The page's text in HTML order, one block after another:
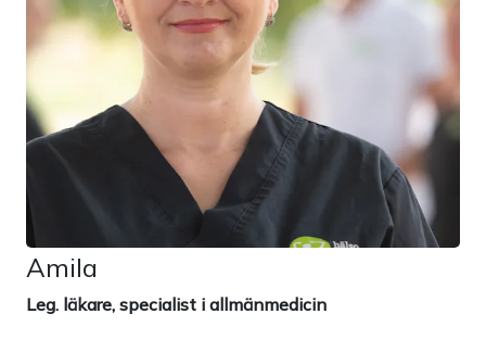
Amila
Leg. läkare, specialist i allmänmedicin